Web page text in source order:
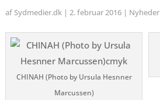
af Sydmedier.dk| 2. februar 2016| Nyheder
CHINAH (Photo by Ursula Hesnner
Marcussen)